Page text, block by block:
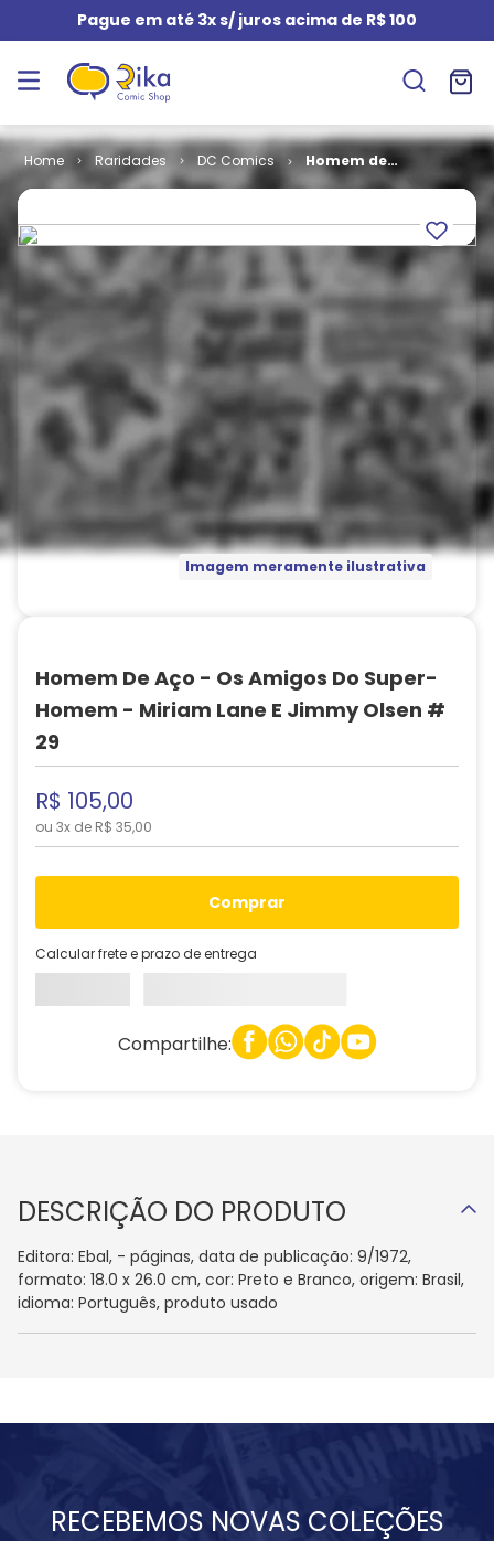
Pague em até 3x s/ juros acima de R$ 100
Raridades DC Comics
Homem de
Aço - Os
Super-
Miriam Lane e
Jimmy Olsen
# 29
Imagem meramente ilustrativa
Homem De Aço - Os Amigos Do Super-
Homem - Miriam Lane E Jimmy Olsen #
29
R$ 105,00
ou 3x de R$ 35,00
comprar
Calcular frete e prazo de entrega
Compartilhe:
DESCRIÇÃO DO PRODUTO
Editora: Ebal, - páginas, data de publicação: 9/1972,
formato: 18.0 x 26.0 cm, cor: Preto e Branco, origem: Brasil,
idioma: Português, produto usado
RECEBEMOS NOVAS COLEÇÕES